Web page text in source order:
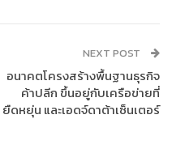
NEXT POST
อนาคตโครงสร้างพื้นฐานธุรกิจ
ค้าปลีก ขึ้นอยู่กับเครือข่ายที่
ยืดหยุ่น และเอดจ์ดาต้าเซ็นเตอร์